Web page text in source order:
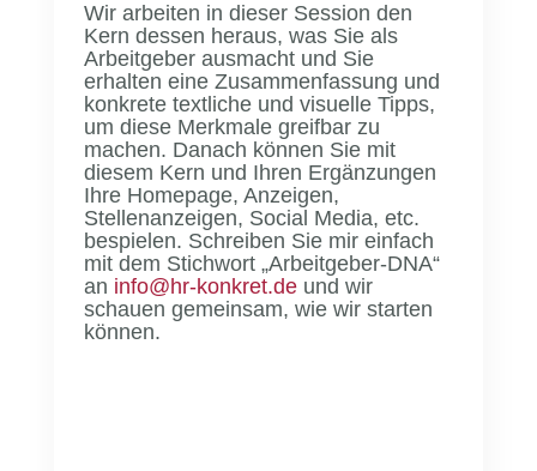
Wir arbeiten in dieser Session den
Kern dessen heraus, was Sie als
Arbeitgeber ausmacht und Sie
erhalten eine Zusammenfassung und
konkrete textliche und visuelle Tipps,
um diese Merkmale greifbar zu
machen. Danach können Sie mit
diesem Kern und Ihren Ergänzungen
Ihre Homepage, Anzeigen,
Stellenanzeigen, Social Media, etc.
bespielen. Schreiben Sie mir einfach
mit dem Stichwort „Arbeitgeber-DNA“
an info@hr-konkret.deund wir
schauen gemeinsam, wie wir starten
können.